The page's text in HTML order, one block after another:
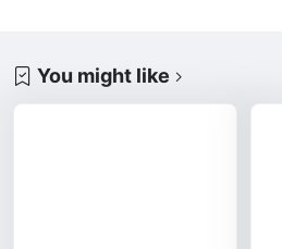
You might like